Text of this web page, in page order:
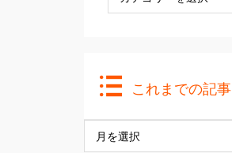
カ
これまでの記事
こ